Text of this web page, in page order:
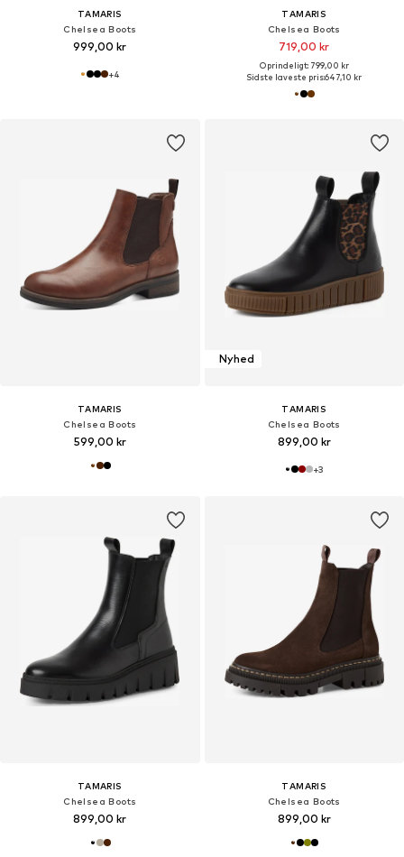
TAMARIS
Chelsea Boots
999,00 kr
+4
TAMARIS
Chelsea Boots
719,00 kr
Oprindeligt: 799,00 kr
Sidste laveste pris:647,10 kr
TAMARIS
Chelsea Boots
599,00 kr
Nyhed
TAMARIS
Chelsea Boots
899,00 kr
+3
TAMARIS
Chelsea Boots
899,00 kr
TAMARIS
Chelsea Boots
899,00 kr